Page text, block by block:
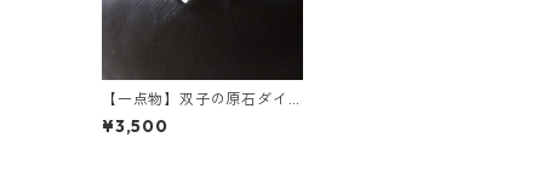
【一点物】双子の原石ダイ
ヤモンドクォーツのピアス
¥3,500